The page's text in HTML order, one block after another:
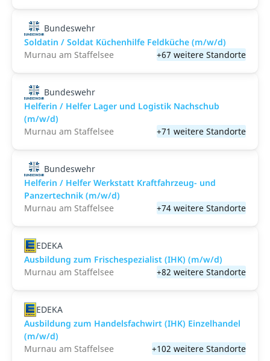
Bundeswehr
Soldatin / Soldat Küchenhilfe Feldküche (m/w/d)
Murnau am Staffelsee
+67 weitere Standorte
Bundeswehr
Helferin / Helfer Lager und Logistik Nachschub
(m/w/d)
Murnau am Staffelsee
+71 weitere Standorte
Bundeswehr
Helferin / Helfer Werkstatt Kraftfahrzeug- und
Panzertechnik (m/w/d)
Murnau am Staffelsee
+74 weitere Standorte
EDEKA
Ausbildung zum Frischespezialist (IHK) (m/w/d)
Murnau am Staffelsee
+82 weitere Standorte
EDEKA
Ausbildung zum Handelsfachwirt (IHK) Einzelhandel
(m/w/d)
Murnau am Staffelsee
+102 weitere Standorte